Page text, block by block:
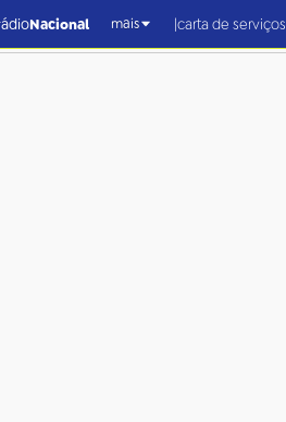
Nacional mais |carta de serviços